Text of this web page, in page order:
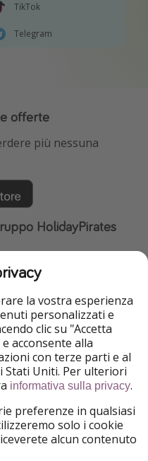
TikTok
Telegram
offerte
più nessuna
HolidayPirates
VakantiePiraten
Urlaubspiraten
ViajerosPiratas
legali
d' Uso
la vostra esperienza
personalizzati e
clic su "Accetta
acconsente alla
con terze parti e al
Uniti. Per ulteriori
informativa sulla privacy.
preferenze in qualsiasi
solo i cookie
alcun contenuto